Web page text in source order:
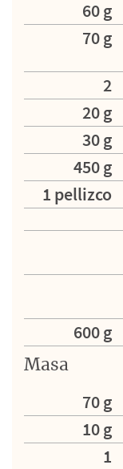
60 g
70 g
2
20 g
30 g
450 g
1 pellizco
600 g
Masa
70 g
10 g
1